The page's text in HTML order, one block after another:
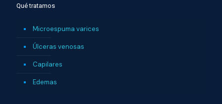
Qué tratamos
Microespuma varices
Úlceras venosas
Capilares
Edemas